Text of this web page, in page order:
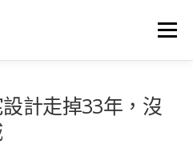
選單
計走掉33年，沒